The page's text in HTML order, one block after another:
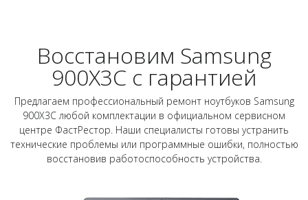
Восстановим Samsung
900X3C с гарантией
Предлагаем профессиональный ремонт ноутбуков Samsung
900X3C любой комплектации в официальном сервисном
центре ФастРестор. Наши специалисты готовы устранить
технические проблемы или программные ошибки, полностью
восстановив работоспособность устройства.